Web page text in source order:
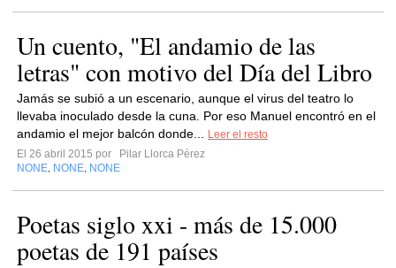
Un cuento, "El andamio de las
letras" con motivo del Día del Libro
Jamás se subió a un escenario, aunque el virus del teatro lo
llevaba inoculado desde la cuna. Por eso Manuel encontró en el
andamio el mejor balcón donde...
Leer el resto
El 26 abril 2015 por
Pilar Llorca Pérez
NONE NONE NONE
Poetas siglo xxi - más de 15.000
poetas de 191 países